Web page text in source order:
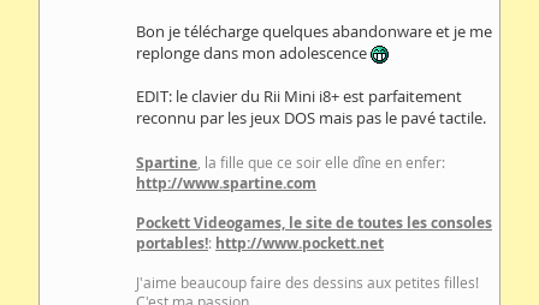
Bon je télécharge quelques abandonware et je me
replonge dans mon adolescence
EDIT: le clavier du Rii Mini i8+ est parfaitement
reconnu par les jeux DOS mais pas le pavé tactile.
Spartine , la fille que ce soir elle dîne en enfer:
http://www.spartine.com
Pockett Videogames, le site de toutes les consoles
portables!: http://www.pockett.net
J'aime beaucoup faire des dessins aux petites filles!